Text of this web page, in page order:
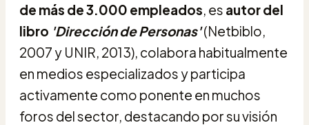
de más de 3.000 empleados, es autor del
libro 'Dirección de Personas'(Netbiblo,
2007 y UNIR, 2013), colabora habitualmente
en medios especializados y participa
activamente como ponente en muchos
foros del sector, destacando por su visión